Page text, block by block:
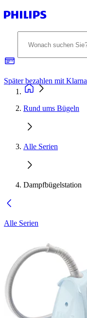
Später bezahlen mit Klarna
Rund ums Bügeln
Alle Serien
Dampfbügelstation
Alle Serien